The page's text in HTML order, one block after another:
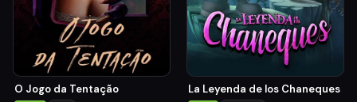
O Jogo da Tentação La Leyenda de los Chaneques